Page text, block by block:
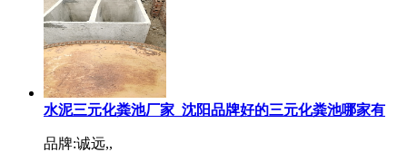
水泥三元化粪池厂家_沈阳品牌好的三元化粪池哪家有
品牌:诚远,,